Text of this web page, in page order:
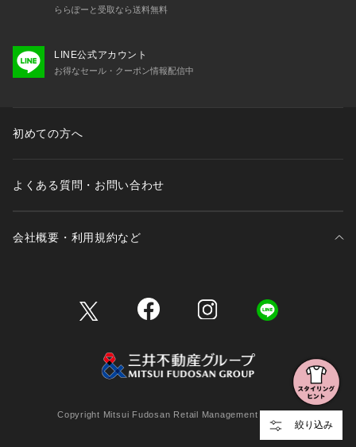
絞り込み
ららぽーと受取なら送料無料
LINE公式アカウント
お得なセール・クーポン情報配信中
初めての方へ
よくある質問・お問い合わせ
会社概要・利用規約など
Copyright Mitsui Fudosan Retail Management Co., Ltd.